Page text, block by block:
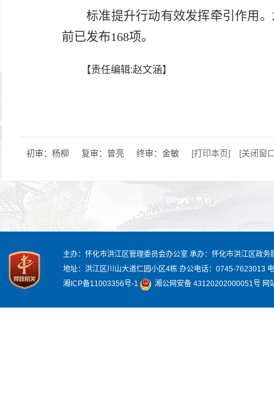
标准提升行动有效发挥牵引作用
前已发布168项。
【责任编辑:赵文涵】
初审：杨柳 复审：曾亮 终审：金敏 [打印本页] [关闭窗
主办：怀化市洪江区管理委员会办公室 承办：怀化市洪江区政务
地址：洪江区川山大道仁园小区4栋 办公电话：0745-7623013
湘ICP备11003356号-1
湘公网安备 43120202000051号 网